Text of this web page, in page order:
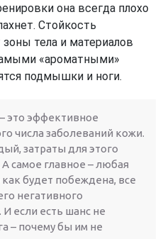
она всегда плохо
Стойкость
тела и материалов
«ароматными»
подмышки и ноги.
это эффективное
числа заболеваний кожи.
затраты для этого
самое главное – любая
будет побеждена, все
негативного
И если есть шанс не
– почему бы им не